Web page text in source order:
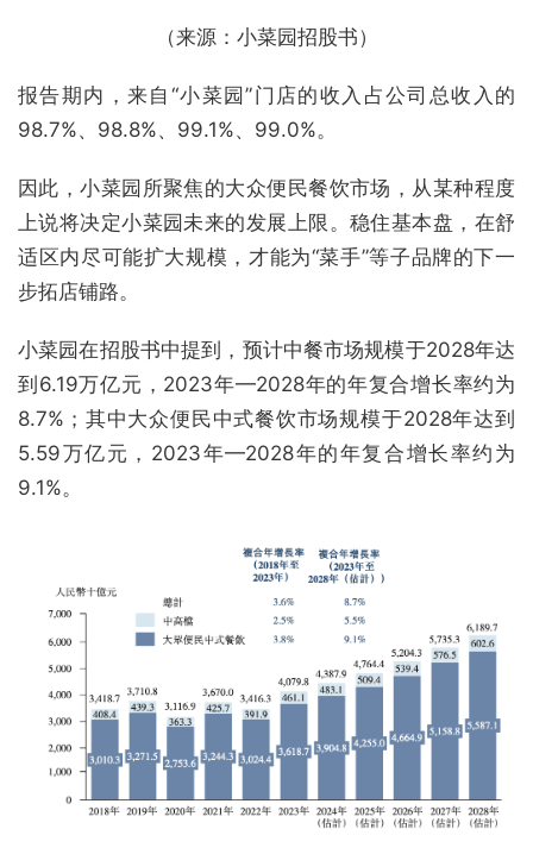
（来源：小菜园招股书）
报告期内，来自“小菜园”门店的收入占公司总收入的
98.7%、98.8%、99.1%、99.0%。
因此，小菜园所聚焦的大众便民餐饮市场，从某种程度
上说将决定小菜园未来的发展上限。稳住基本盘，在舒
适区内尽可能扩大规模，才能为“菜手”等子品牌的下一
步拓店铺路。
小菜园在招股书中提到，预计中餐市场规模于2028年达
到6.19万亿元，2023年—2028年的年复合增长率约为
8.7%；其中大众便民中式餐饮市场规模于2028年达到
5.59万亿元，2023年—2028年的年复合增长率约为
9.1%。